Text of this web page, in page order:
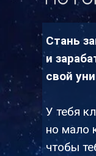
Стань
и
свой
У тебя
но мало
чтобы